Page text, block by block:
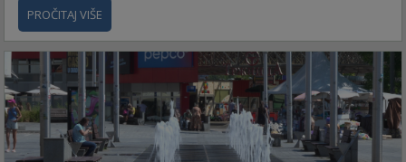
PROČITAJ VIŠE